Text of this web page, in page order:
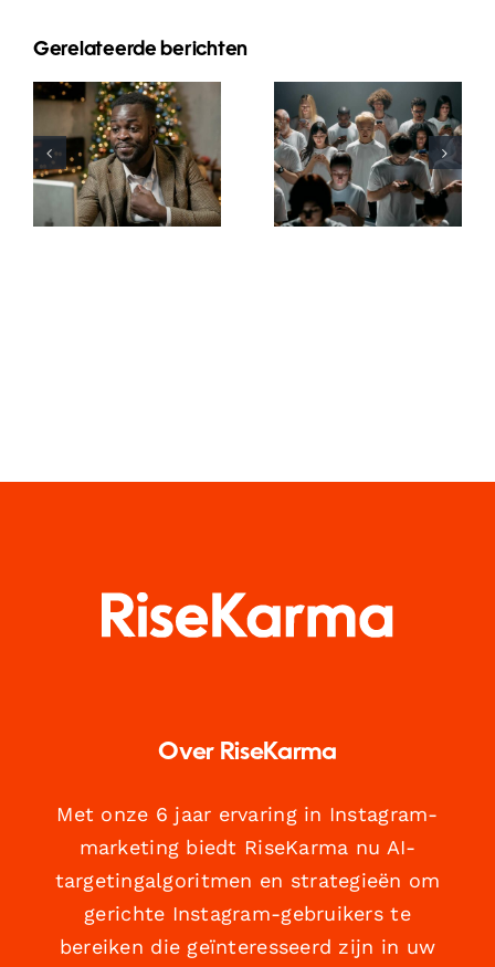
Gerelateerde berichten
Wie man
Follower auf
LinkedIn
verbirgt, um
die
Privatsphäre
Tipps zur
Gestaltung
ansprechender
Facebook-
Anzeigen,
die
Over RiseKarma
Met onze 6 jaar ervaring in Instagram-
marketing biedt RiseKarma nu AI-
targetingalgoritmen en strategieën om
gerichte Instagram-gebruikers te
bereiken die geïnteresseerd zijn in uw